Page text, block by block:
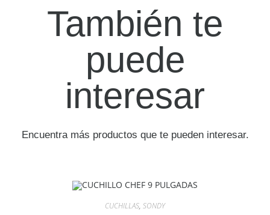
También te
puede
interesar
Encuentra más productos que te pueden interesar.
CUCHILLAS, SONDY